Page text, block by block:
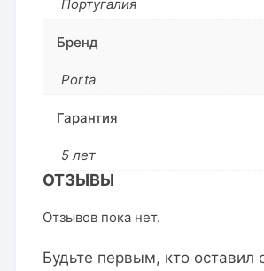
Португалия
Бренд
Porta
Гарантия
5 лет
ОТЗЫВЫ
Отзывов пока нет.
Будьте первым, кто оставил